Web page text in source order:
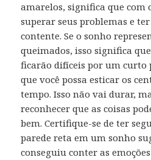
amarelos, significa que com
superar seus problemas e
contente. Se o sonho
queimados, isso significa
ficarão difíceis por um curto
que você possa esticar os
tempo. Isso não vai durar,
reconhecer que as coisas
bem. Certifique-se de ter
parede reta em um sonho
conseguiu conter as